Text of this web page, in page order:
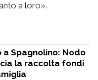
a loro».
a Spagnolino: Nodo
la raccolta fondi